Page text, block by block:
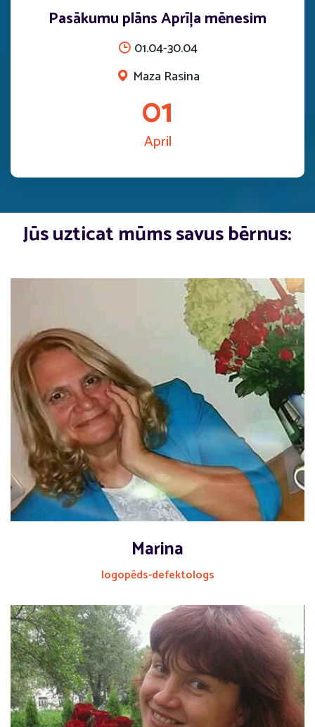
Pasākumu plāns Aprīļa mēnesim
01.04-30.04
Maza Rasina
01
April
Jūs uzticat mūms savus bērnus:
Marina
logopēds-defektologs